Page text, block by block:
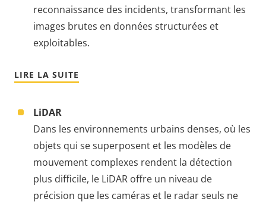
reconnaissance des incidents, transformant les
images brutes en données structurées et
exploitables.
LIRE LA SUITE
LiDAR
Dans les environnements urbains denses, où les
objets qui se superposent et les modèles de
mouvement complexes rendent la détection
plus difficile, le LiDAR offre un niveau de
précision que les caméras et le radar seuls ne